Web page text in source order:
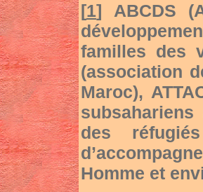
[1] ABCDS
familles des
(association
Maroc),
des
Homme et